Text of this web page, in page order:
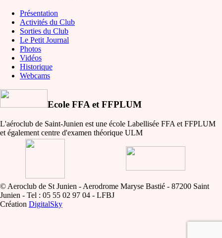
Présentation
Activités du Club
Sorties du Club
Le Petit Journal
Photos
Vidéos
Historique
Webcams
Ecole FFA et FFPLUM
L'aéroclub de Saint-Junien est une école Labellisée FFA et FFPLUM
et également centre d'examen théorique ULM
© Aeroclub de St Junien - Aerodrome Maryse Bastié - 87200 Saint
Junien - Tel : 05 55 02 97 04 - LFBJ
Création DigitalSky